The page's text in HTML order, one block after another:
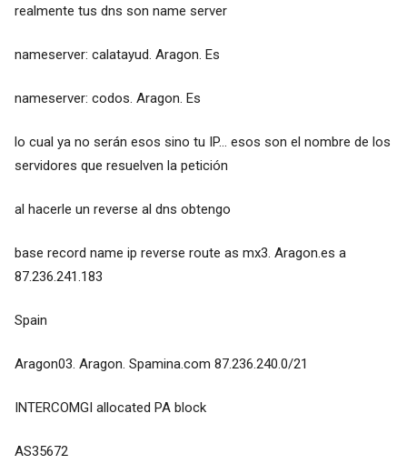
realmente tus dns son name server
nameserver: calatayud. Aragon. Es
nameserver: codos. Aragon. Es
lo cual ya no serán esos sino tu IP... esos son el nombre de los
servidores que resuelven la petición
al hacerle un reverse al dns obtengo
base record name ip reverse route as mx3. Aragon.es a
87.236.241.183
Spain
Aragon03. Aragon. Spamina.com 87.236.240.0/21
INTERCOMGI allocated PA block
AS35672